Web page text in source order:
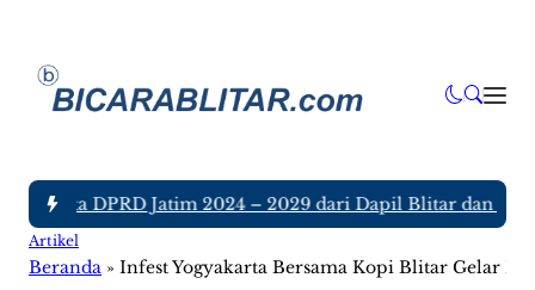
DPRD Jatim 2024 – 2029 dari Dapil Blitar dan
Artikel
Beranda » Infest Yogyakarta Bersama Kopi Blitar Gelar